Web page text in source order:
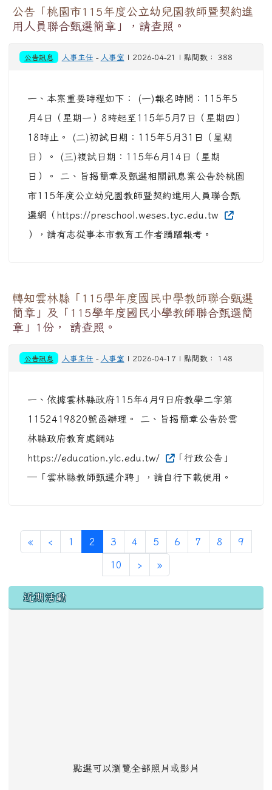
公告「桃園市115年度公立幼兒園教師暨契約進
用人員聯合甄選簡章」，請查照。
公告訊息 人事主任 - 人事室 | 2026-04-21 | 點閱數： 388
一、本案重要時程如下： (一)報名時間：115年5
月4日（星期一）8時起至115年5月7日（星期四）
18時止。 (二)初試日期：115年5月31日（星期
日）。 (三)複試日期：115年6月14日（星期
日）。 二、旨揭簡章及甄選相關訊息業公告於桃園
市115年度公立幼兒園教師暨契約進用人員聯合甄
選網（https://preschool.weses.tyc.edu.tw
），請有志從事本市教育工作者踴躍報考。
轉知雲林縣「115學年度國民中學教師聯合甄選
簡章」及「115學年度國民小學教師聯合甄選簡
章」1份， 請查照。
公告訊息 人事主任 - 人事室 | 2026-04-17 | 點閱數： 148
一、依據雲林縣政府115年4月9日府教學二字第
1152419820號函辦理。 二、旨揭簡章公告於雲
林縣政府教育處網站
https://education.ylc.edu.tw/
「行政公告」
─「雲林縣教師甄選介聘」，請自行下載使用。
«第一頁
‹ 上一頁
1 2 (目前頁次)
3 4 5 6 7 8 9
10 ›下一頁
»最後頁
左邊區域內容
近期活動
點選可以瀏覽全部照片或影片